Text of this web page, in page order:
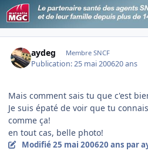
aydeg Membre SNCF
Publication:25 mai 200620 ans
Mais comment sais tu que c'est
Je suis épaté de voir que tu
comme ça!
en tout cas, belle photo!
Modifié25 mai 200620 ans par